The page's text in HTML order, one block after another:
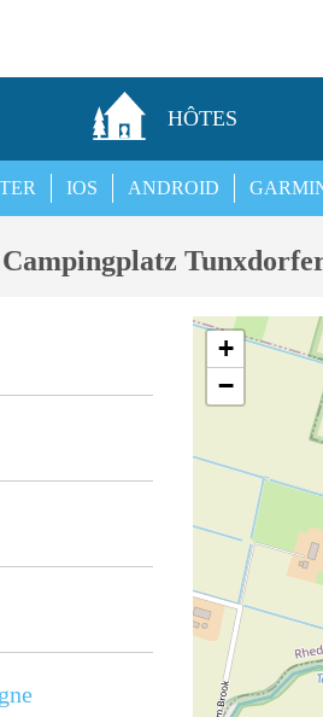
HÔTES
ANDROID
IOS
Campingplatz
+
−